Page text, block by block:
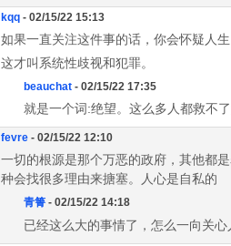
kqq - 02/15/22 15:13
如果一直关注这件事的话，你会怀疑人
这才叫系统性歧视和犯罪。
beauchat - 02/15/22 17:35
就是一个词:绝望。这么多人都救不
fevre - 02/15/22 12:10
一切的根源是那个万恶的政府，其他都
种会找很多理由来搪塞。人心是自私的
青箐 - 02/15/22 14:18
已经这么大的事情了，怎么一向关